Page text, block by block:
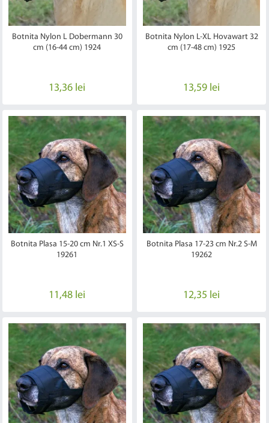
Botnita Nylon L Dobermann 30
cm (16-44 cm) 1924
13,36 lei
Botnita Nylon L-XL Hovawart 32
cm (17-48 cm) 1925
13,59 lei
Botnita Plasa 15-20 cm Nr.1 XS-S
19261
11,48 lei
Botnita Plasa 17-23 cm Nr.2 S-M
19262
12,35 lei